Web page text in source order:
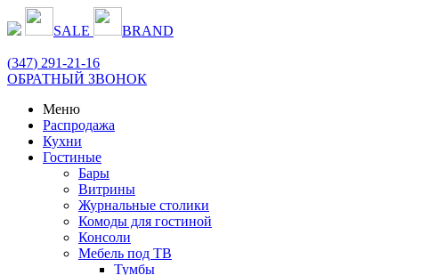
SALE BRAND
(347) 291-21-16
ОБРАТНЫЙ ЗВОНОК
Меню
Распродажа
Кухни
Гостиные
Бары
Витрины
Журнальные столики
Комоды для гостиной
Консоли
Мебель под ТВ
Тумбы